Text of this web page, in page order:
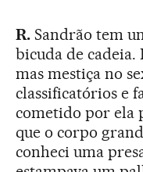
R. Sandrão tem
bicuda de
mas mestiça no
classificatórios e
cometido por ela
que o corpo
conheci uma